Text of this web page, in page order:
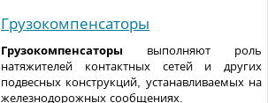
Грузокомпенсаторы
Грузокомпенсаторы выполняют роль
натяжителей контактных сетей и других
подвесных конструкций, устанавливаемых на
железнодорожных сообщениях.